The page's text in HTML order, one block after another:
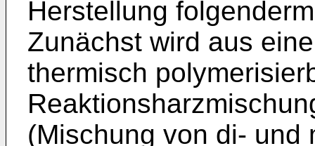
Herstellung
Zunächst wird aus
thermisch
(Mischung von di- und